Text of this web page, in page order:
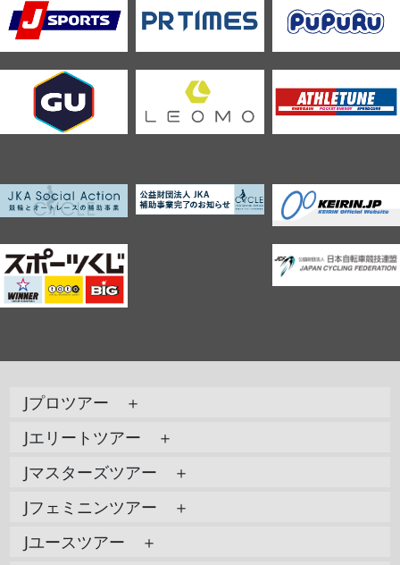
Jプロツアー ＋
Jエリートツアー ＋
Jマスターズツアー ＋
Jフェミニンツアー ＋
Jユースツアー ＋